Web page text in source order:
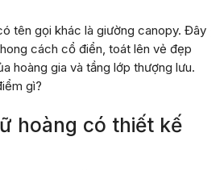
tên gọi khác là giường canopy. Đây
cách cổ điển, toát lên vẻ đẹp
hoàng gia và tầng lớp thượng lưu.
gì?
hoàng có thiết kế